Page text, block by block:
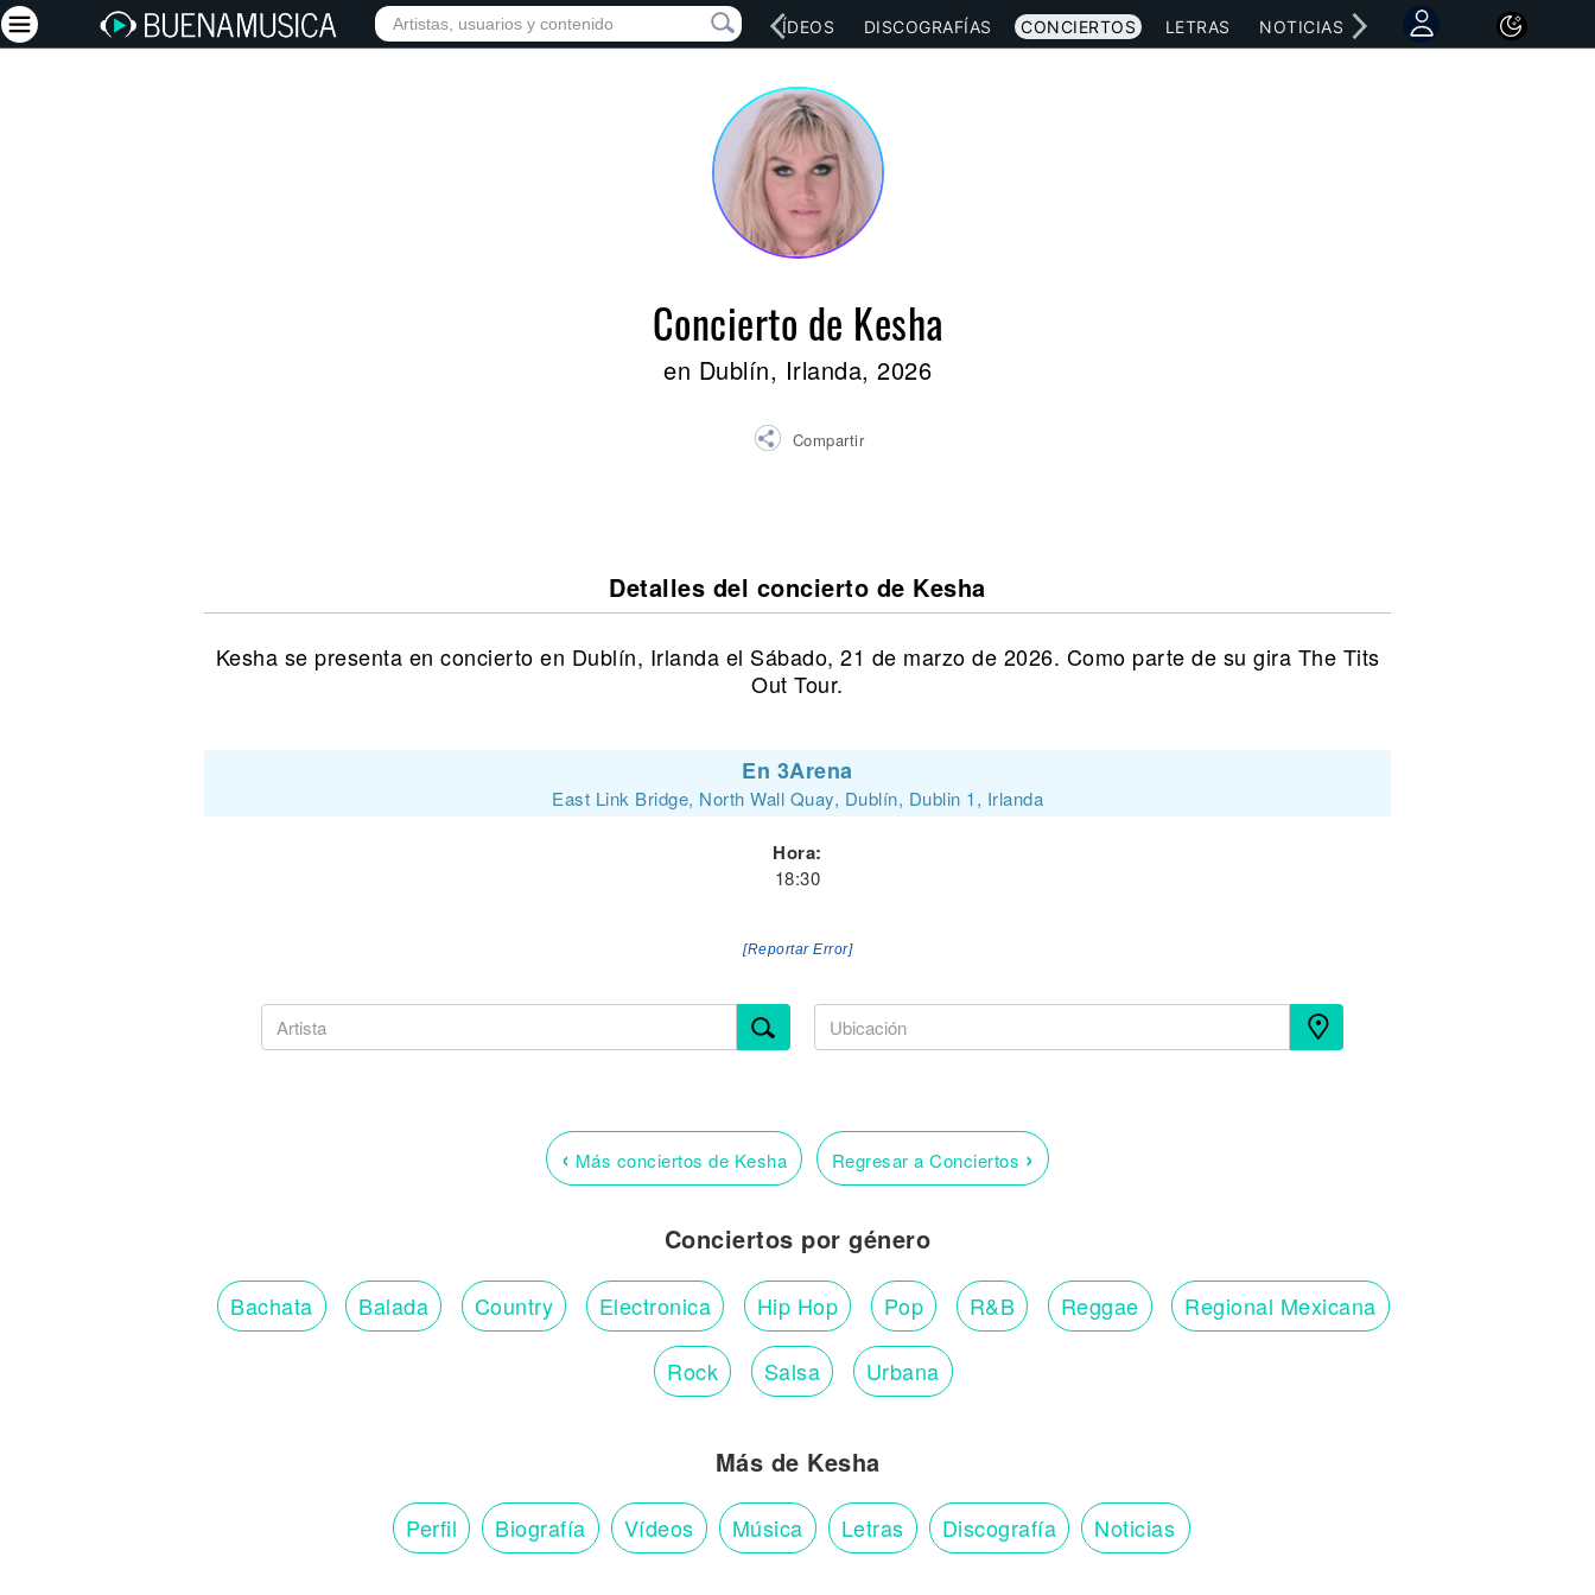
INICIO ARTISTAS RED SOCIAL MÚSICA VÍDEOS DISCOGRAFÍAS CONCIERTOS LETRAS NOTICIAS
Concierto de Kesha
en Dublín, Irlanda, 2026
Compartir
Detalles del concierto de Kesha
Kesha se presenta en concierto en Dublín, Irlanda el Sábado, 21 de marzo de 2026. Como parte de su gira The Tits
Out Tour.
En 3Arena
East Link Bridge, North Wall Quay, Dublín, Dublin 1, Irlanda
Hora:
18:30
[Reportar Error]
‹ Más conciertos de Kesha Regresar a Conciertos ›
Conciertos por género
Bachata Balada Country Electronica Hip Hop Pop R&B Reggae Regional Mexicana
Rock Salsa Urbana
Más de Kesha
Perfil Biografía Vídeos Música Letras Discografía Noticias